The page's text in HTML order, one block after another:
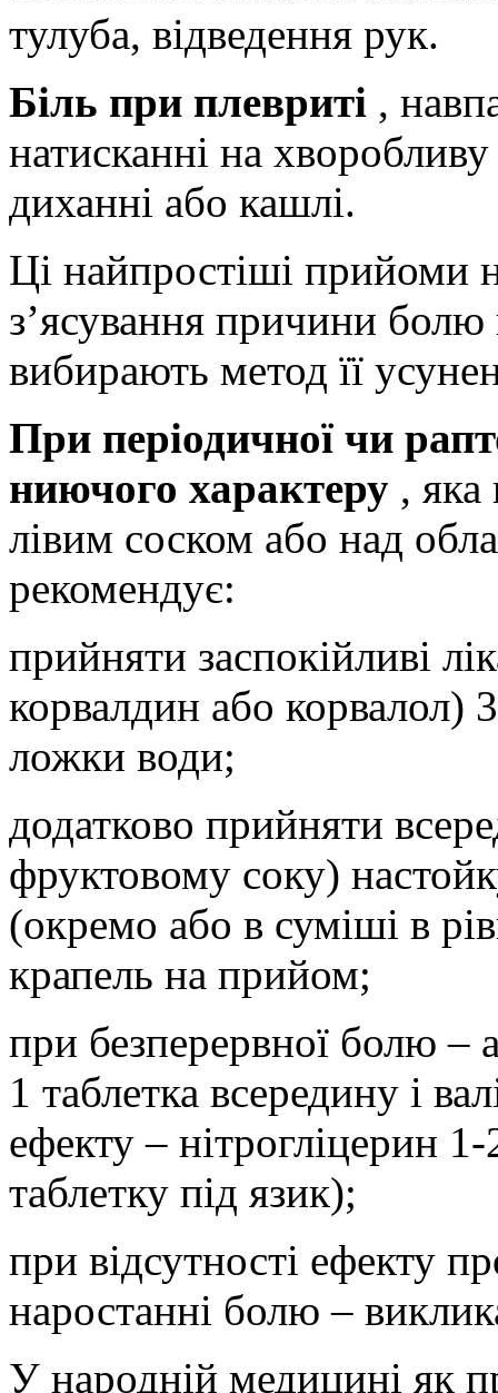
тулуба, відведення рук.
Біль при плевриті ,
натисканні на
диханні або кашлі.
Ці найпростіші прийоми
з’ясування причини болю
вибирають метод її
При періодичної чи
ниючого характеру , яка
лівим соском або над
рекомендує:
прийняти заспокійливі
корвалдин або корвалол)
ложки води;
додатково прийняти
фруктовому соку)
(окремо або в суміші в
крапель на прийом;
при безперервної болю –
1 таблетка всередину і
ефекту – нітрогліцерин
таблетку під язик);
при відсутності ефекту
наростанні болю –
У народній медицині як